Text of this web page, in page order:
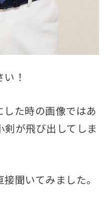
！
た時の画像ではあ
剣が飛び出してしま
聞いてみました。